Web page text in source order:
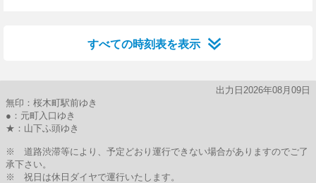
すべての時刻表を表示
出力日2026年08月09日
無印：桜木町駅前ゆき
●：元町入口ゆき
★：山下ふ頭ゆき
※ 道路渋滞等により、予定どおり運行できない場合がありますのでご了
承下さい。
※ 祝日は休日ダイヤで運行いたします。